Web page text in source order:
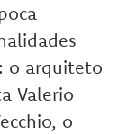
o arquiteto
Valerio
o